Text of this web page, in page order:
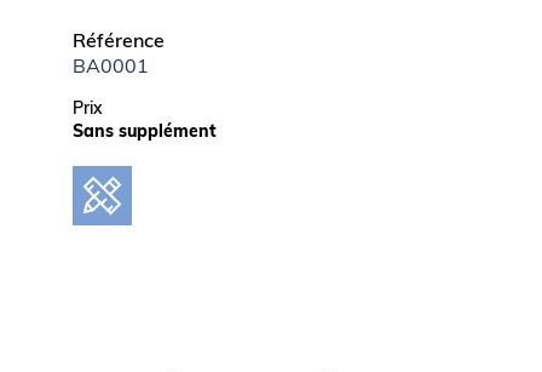
Référence
BA0001
Prix
Sans supplément